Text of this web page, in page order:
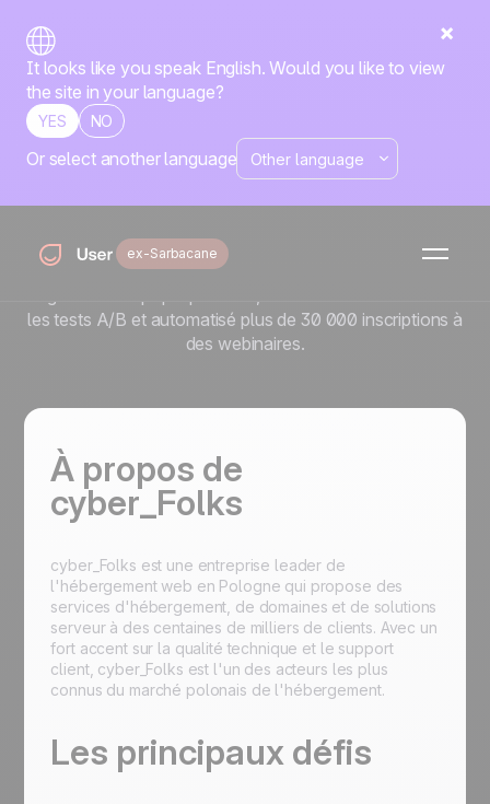
It looks like you speak English. Would you like to view
the site in your language?
YES NO
Or select another language
ex-Sarbacane
Comment cyber_Folks a
atteint 16 % de CTR avec
Positive User
Découvrez comment cyber_Folks a atteint un CTR de 16
les tests A/B et automatisé plus de 30 000 inscriptions à
des webinaires.
À propos de
cyber_Folks
cyber_Folks est une entreprise leader de
l'hébergement web en Pologne qui propose des
services d'hébergement, de domaines et de solutions
serveur à des centaines de milliers de clients. Avec un
fort accent sur la qualité technique et le support
client, cyber_Folks est l'un des acteurs les plus
connus du marché polonais de l'hébergement.
Les principaux défis